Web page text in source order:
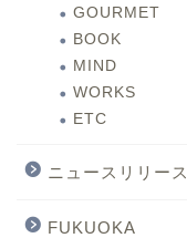
GOURMET
BOOK
MIND
WORKS
ETC
ニュースリリース
FUKUOKA